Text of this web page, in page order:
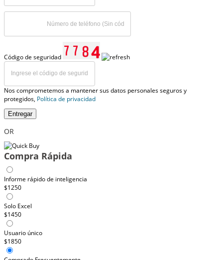
Código de seguridad
Nos comprometemos a mantener sus datos personales seguros y
protegidos, Política de privacidad
Entregar
OR
Compra Rápida
Informe rápido de inteligencia
$1250
Solo Excel
$1450
Usuario único
$1850